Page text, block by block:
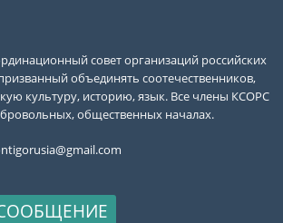
совет организаций российских
объединять соотечественников,
культуру, историю, язык. Все члены КСОРС
общественных началах.